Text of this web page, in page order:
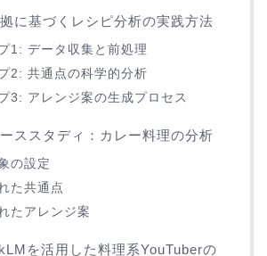
に基づくレシピ分析の実践方法
1: データ収集と前処理
2: 共通点の科学的分析
3: アレンジ案の生成プロセス
ススタディ：カレー料理の分析
の設定
た共通点
たアレンジ案
を活用した料理系YouTuberの